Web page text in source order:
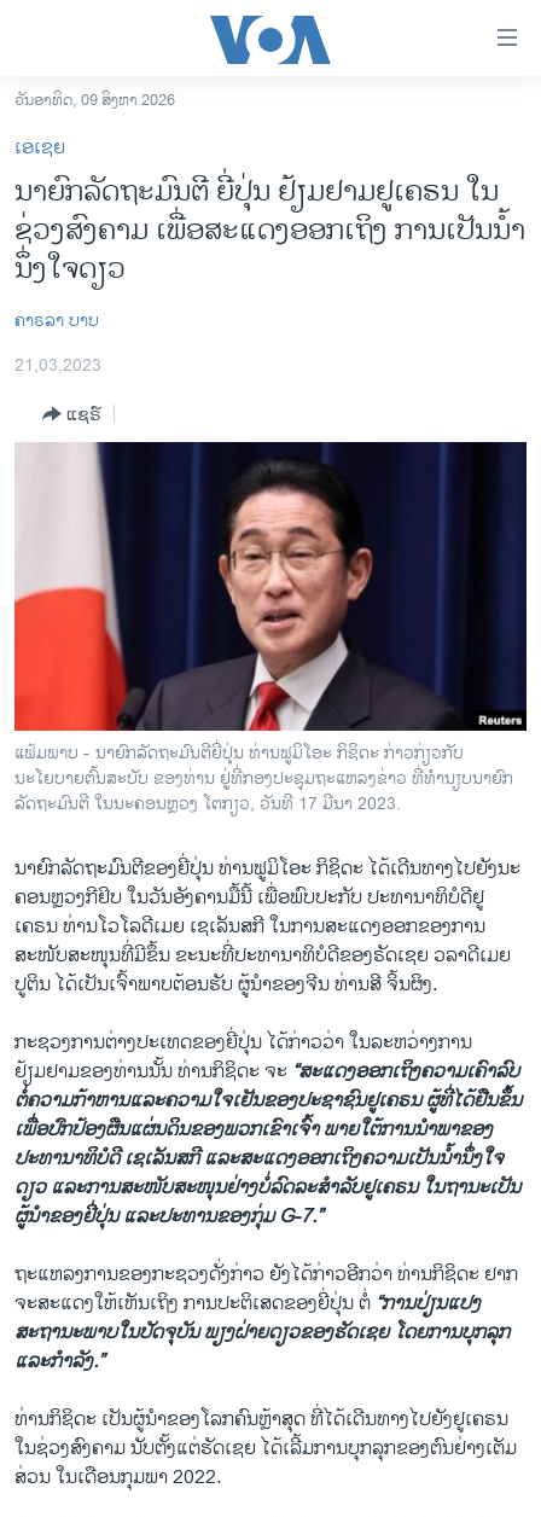
ເຂົ້າ
ຫາ
ຂ້າມ
ຂ້າມ
ໄປ
ຫາ
ຊອກ
ອາເມຣິກາ
ການເລືອກຕັ້ງ ປະທານາທີບໍດີ ສະຫະລັດ 2024
ອິດສະຫຼະພາບດ້ານການຂ່າວ
ຊີວິດຊາວລາວ
ຊຸມຊົນຊາວລາວ
ວິທະຍາສາດ-ເທັກໂນໂລຈີ
ທຸລະກິດ
ພາສາອັງກິດ
ສຽງ
ລາຍການກະຈາຍສຽງ
ຕິດຕາມພວກເຮົາ ທີ່
ພາສາຕ່າງໆ
ວັນອາທິດ, 09 ສິງຫາ 2026
ເອເຊຍ
ນາຍົກລັດຖະມົນຕີ ຍີ່ປຸ່ນ ຢ້ຽມ​ຢາມຢູເຄຣນ ໃນ
ຊ່ວງສົງຄາມ ເພື່ອສະແດງອອກເຖິງ ການເປັນນ້ຳ
ນຶ່ງໃຈດຽວ
ຄາຣລາ ບາບ
21,03,2023
ແຊຣ໌
ແຟ້ມພາບ - ນາຍົກລັດຖະມົນຕີຍີ່ປຸ່ນ ທ່ານຟູມິໂອະ ກິຊິດະ ກ່າວກ່ຽວກັບ
ນະໂຍບາຍຕົ້ນສະບັບ ຂອງທ່ານ ຢູ່ທີ່ກອງປະຊຸມຖະແຫລງຂ່າວ ທີ່ທຳນຽບນາຍົກ
ລັດຖະມົນຕີ ໃນນະຄອນຫຼວງ ໂຕກຽວ, ວັນທີ 17 ມີນາ 2023.
ນາຍົກລັດຖະມົນຕີຂອງຍີ່ປຸ່ນ ທ່ານຟູມິໂອະ ກິຊິດະ ໄດ້ເດີນທາງໄປຍັງນະ
ຄອນຫຼວງກີຢິບ ໃນວັນອັງຄານມື້ນີ້ ເພື່ອພົບປະກັບ ປະທານາທິບໍດີຢູ
ເຄຣນ ທ່ານໂວໂລດີເມຍ ເຊເລັນສກີ ໃນການສະແດງອອກຂອງການ
ສະໜັບສະໜຸນທີ່ມີຂຶ້ນ ຂະນະທີ່ປະທານາທິບໍດີຂອງຣັດເຊຍ ວລາດີເມຍ
ປູຕິນ ໄດ້ເປັນເຈົ້າພາບຕ້ອນຮັບ ຜູ້ນຳຂອງຈີນ ທ່ານສີ ຈິ້ນຜິງ.
ກະຊວງການຕ່າງປະເທດຂອງຍີ່ປຸ່ນ ໄດ້ກ່າວວ່າ ໃນລະຫວ່າງການ
ຢ້ຽມຢາມຂອງທ່ານນັ້ນ ທ່ານກິຊິດະ ຈະ “ສະແດງອອກເຖິງຄວາມເຄົາລົບ
ຕໍ່ຄວາມກ້າຫານແລະຄວາມໃຈເຢັນຂອງປະຊາຊົນຢູເຄຣນ ຜູ້ທີ່ໄດ້ຢືນຂຶ້ນ
ເພື່ອປົກປ້ອງຜືນແຜ່ນດິນຂອງພວກເຂົາເຈົ້າ ພາຍໃຕ້ການນຳພາຂອງ
ປະທານາທິບໍດີ ເຊເລັນສກີ ແລະສະແດງອອກເຖິງຄວາມເປັນນ້ຳນຶ່ງໃຈ
ດຽວ ແລະການສະໜັບສະໜຸນຢ່າງບໍ່ລົດລະສຳລັບຢູເຄຣນ ໃນຖານະເປັນ
ຜູ້ນຳຂອງຢີ່ປຸ່ນ ແລະປະທານຂອງກຸ່ມ G-7.”
ຖະແຫລງການຂອງກະຊວງດັ່ງກ່າວ ຍັງໄດ້ກ່າວອີກວ່າ ທ່ານກິຊິດະ ຢາກ
ຈະສະແດງໃຫ້ເຫັນເຖິງ ການປະຕິເສດຂອງຍີ່ປຸ່ນ ຕໍ່ “ການປ່ຽນແປງ
ສະຖານະພາບໃນປັດຈຸບັນ ພຽງຝ່າຍດຽວຂອງຮັດເຊຍ ໂດຍການບຸກລຸກ
ແລະກຳລັງ.”
ທ່ານກິຊິດະ ເປັນຜູ້ນຳຂອງໂລກຄົນຫຼ້າສຸດ ທີ່ໄດ້ເດີນທາງໄປຍັງຢູເຄຣນ
ໃນຊ່ວງສົງຄາມ ນັບຕັ້ງແຕ່ຮັດເຊຍ ໄດ້ເລີ້ມການບຸກລຸກຂອງຕົນຢ່າງເຕັມ
ສ່ວນ ໃນເດືອນກຸມພາ 2022.